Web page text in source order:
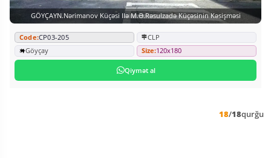
GÖYÇAYN.Nərimanov Küçəsi Ilə M.Ə.Rəsulzadə Küçəsinin Kəsişməsi
Code:CP03-205
CLP
Göyçay
Size:120x180
Qiymət al
18/18qurğu